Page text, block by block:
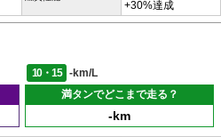
+30%達成
10・15
-km/L
満タンでどこまで走る？
-km